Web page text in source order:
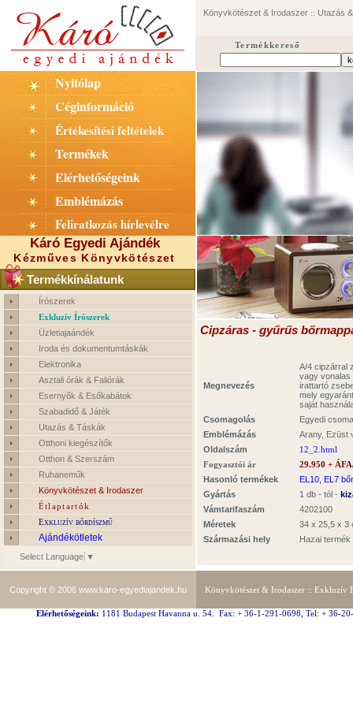
Könyvkötészet & Irodaszer :: Utazás
Termékkereső
Nyitólap
Céginformáció
Értékesítési feltételek
Termékek
Elérhetőségeink
Emblémázás
Feliratkozás hírlevélre
Káró Egyedi Ajándék
Kézműves Könyvkötészet
Termékkínálatunk
Írószerek
Exkluzív Írószerek
Üzletiajaándék
Iroda és dokumentumtáskák
Elektronika
Asztali órák & Faliórák
Esernyők & Esőkabátok
Szabadidő & Játék
Utazás & Táskák
Otthoni kiegészítők
Otthon & Szerszám
Ruhaneműk
Könyvkötészet & Irodaszer
Étlaptartók
Exkluzív bőrdíszmű
Ajándékötletek
Select Language ▼
Cipzáras - gyűrűs
Megnevezés
A/4 cipzárral
vagy vonalas
irattartó
mely
saját
Csomagolás
Egyedi
Emblémázás
Arany, Ezüst
Oldalszám
12_2.html
Fogyasztói ár
29.950 +
Hasonló termékek
EL10 EL7
Gyártás
1 db - tól -
Vámtarifaszám
4202100
Méretek
34 x 25,5 x 3
Származási hely
Hazai termék
Copyright © 2006 www.karo-egyediajandek.hu Könyvkötészet & Irodaszer:: Exkluzív
Elérhetőségeink: 1181 Budapest Havanna u. 54. Fax: + 36-1-291-0698, Tel: + 36-